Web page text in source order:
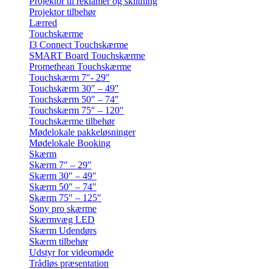
Projektor tilbehør
Lærred
Touchskærme
I3 Connect Touchskærme
SMART Board Touchskærme
Promethean Touchskærme
Touchskærm 7″- 29″
Touchskærm 30″ – 49″
Touchskærm 50″ – 74″
Touchskærm 75″ – 120″
Touchskærme tilbehør
Mødelokale pakkeløsninger
Mødelokale Booking
Skærm
Skærm 7″ – 29″
Skærm 30″ – 49″
Skærm 50″ – 74″
Skærm 75″ – 125″
Sony pro skærme
Skærmvæg LED
Skærm Udendørs
Skærm tilbehør
Udstyr for videomøde
Trådløs præsentation